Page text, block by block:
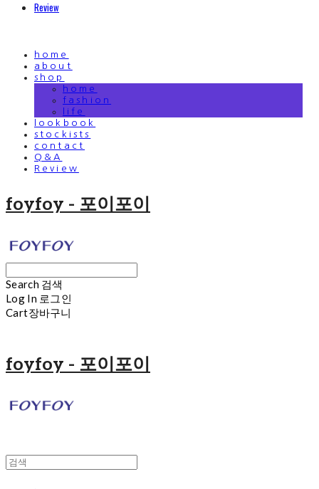
Review
home
about
shop
home
fashion
life
lookbook
stockists
contact
Q&A
Review
foyfoy - 포이포이
Search 검색
Log In 로그인
Cart장바구니
foyfoy - 포이포이